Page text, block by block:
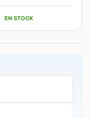
EN STOCK